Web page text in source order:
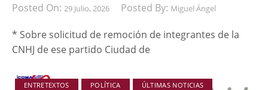
Posted On: 29 Julio, 2026 Posted By: Miguel Ángel
* Sobre solicitud de remoción de integrantes de la
CNHJ de ese partido Ciudad de
ENTRETEXTOS POLÍTICA ÚLTIMAS NOTICIAS